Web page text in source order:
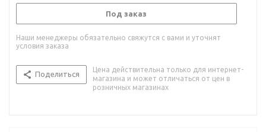
Под заказ
Наши менеджеры обязательно свяжутся с вами и уточнят
условия заказа
Поделиться
Цена действительна только для интернет-
магазина и может отличаться от цен в
розничных магазинах